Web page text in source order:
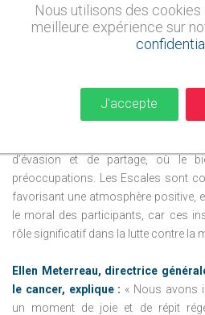
joyeux et construire des
l'hôpital.
à proximité des racines mêmes
Dans la continuité de ses
joie et de l'énergie aux malades et à
d’évasion et de partage, où le
préoccupations. Les Escales sont
favorisant une atmosphère positive,
le moral des participants, car ces
rôle significatif dans la lutte contre la
Ellen Meterreau, directrice
le cancer, explique : « Nous avons
un moment de joie et de répit
Nous utilisons des
meilleure expérience sur
J'accepte